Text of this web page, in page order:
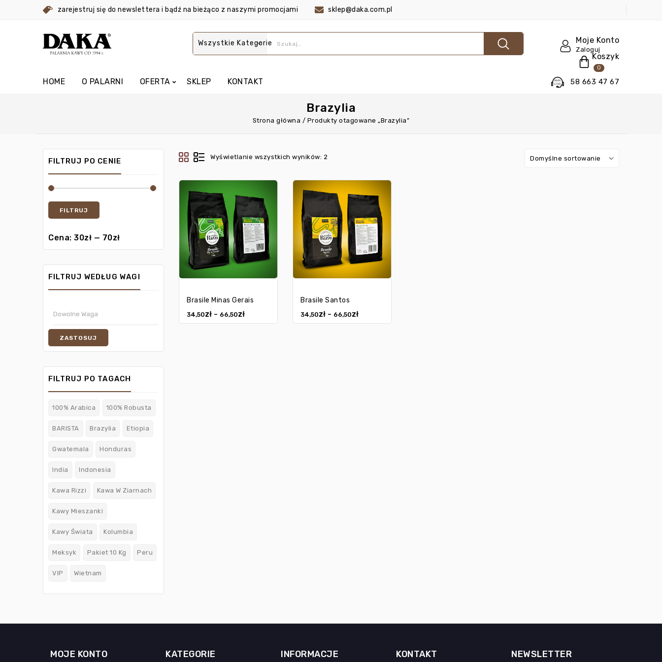
zarejestruj się do newslettera i bądź na bieżąco z naszymi promocjami sklep@daka.com.pl
Wszystkie Kategorie Moje Konto
Zaloguj
Koszyk
0
HOME O PALARNI OFERTA SKLEP KONTAKT 58 663 47 67
Brazylia
Strona główna / Produkty otagowane „Brazylia”
FILTRUJ PO CENIE
FILTRUJ
Cena: 30zł — 70zł
FILTRUJ WEDŁUG WAGI
ZASTOSUJ
FILTRUJ PO TAGACH
100% Arabica 100% Robusta
BARISTA Brazylia Etiopia
Gwatemala Honduras
India Indonesia
Kawa Rizzi Kawa W Ziarnach
Kawy Mieszanki
Kawy Świata Kolumbia
Meksyk Pakiet 10 Kg Peru
VIP Wietnam
Wyświetlanie wszystkich wyników: 2 Domyślne sortowanie
Brasile Minas Gerais
34,50zł – 66,50zł
Brasile Santos
34,50zł – 66,50zł
MOJE KONTO KATEGORIE INFORMACJE KONTAKT NEWSLETTER